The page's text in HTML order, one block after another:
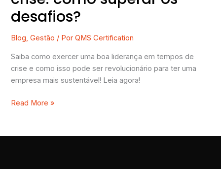
desafios?
Blog,Gestão / PorQMS Certification
Saiba como exercer uma boa liderança em tempos de
crise e como isso pode ser revolucionário para ter uma
empresa mais sustentável! Leia agora!
Read More »